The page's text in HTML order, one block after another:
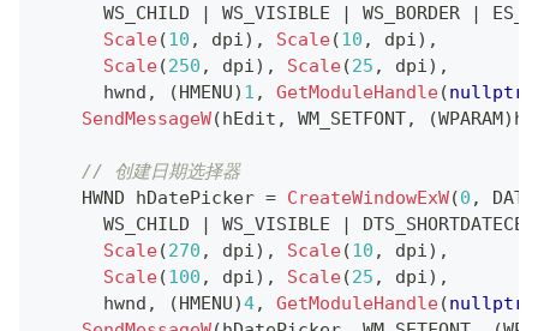
      WS_CHILD
| WS_VISIBLE | WS_BORDER |
Scale(10 , dpi) , Scale(10 , dpi) ,
Scale(250 , dpi) , Scale(25 , dpi) ,
      hwnd
, (HMENU) 1 , GetModuleHandle(nullptr
SendMessageW(hEdit , WM_SETFONT, (WPARAM)
// 创建日期选择器
    HWND hDatePicker
= CreateWindowExW(0 ,
      WS_CHILD
| WS_VISIBLE |
Scale(270 , dpi) , Scale(10 , dpi) ,
Scale(100 , dpi) , Scale(25 , dpi) ,
      hwnd
, (HMENU)4, GetModuleHandle(nullptr